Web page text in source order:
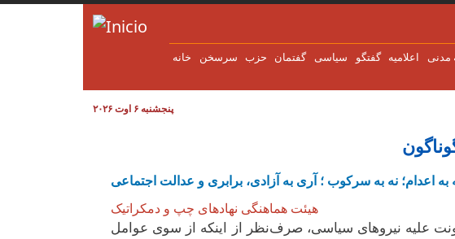
Pasar al contenido principal
خانه سرسخن حزب گفتمان سياسی گفتگو مدنی
پنجشنبه ۶ اوت ۲۰۲۶
به اعدام؛ نه به سرکوب ؛ آری به آزادی، برابری و عدالت اجتماعی
هیئت هماهنگی نهادهای چپ و دمکراتیک
علیه نیروهای سیاسی، صرف‌نظر از اینکه از سوی عوامل